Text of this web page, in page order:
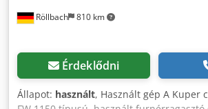
Röllbach 810 km
Érdeklődni
Állapot: használt, Használt gép A Kuper